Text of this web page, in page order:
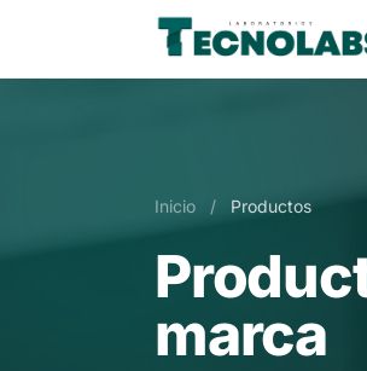
Inicio / Productos
marca